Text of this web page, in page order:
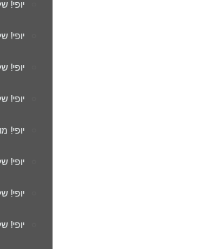
יופי!
יופי!
יופי!
יופי!
יופי!
יופי!
יופי!
יופי!